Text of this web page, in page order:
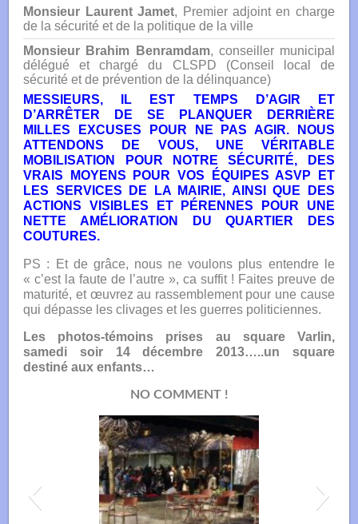
Monsieur Laurent Jamet, Premier adjoint en charge
de la sécurité et de la politique de la ville
Monsieur Brahim Benramdam, conseiller municipal
délégué et chargé du CLSPD (Conseil local de
sécurité et de prévention de la délinquance)
MESSIEURS, IL EST TEMPS D’AGIR ET
D’ARRÊTER DE SE PLANQUER DERRIÈRE
MILLES EXCUSES POUR NE PAS AGIR. NOUS
ATTENDONS DE VOUS, UNE VÉRITABLE
MOBILISATION POUR NOTRE SÉCURITÉ, DES
VRAIS MOYENS POUR VOS ÉQUIPES ASVP ET
LES SERVICES DE LA MAIRIE, AINSI QUE DES
ACTIONS VISIBLES ET PÉRENNES POUR UNE
NETTE AMÉLIORATION DU QUARTIER DES
COUTURES.
PS : Et de grâce, nous ne voulons plus entendre le
« c’est la faute de l’autre », ca suffit ! Faites preuve de
maturité, et œuvrez au rassemblement pour une cause
qui dépasse les clivages et les guerres politiciennes.
Les photos-témoins prises au square Varlin,
samedi soir 14 décembre 2013…..un square
destiné aux enfants…
NO COMMENT !